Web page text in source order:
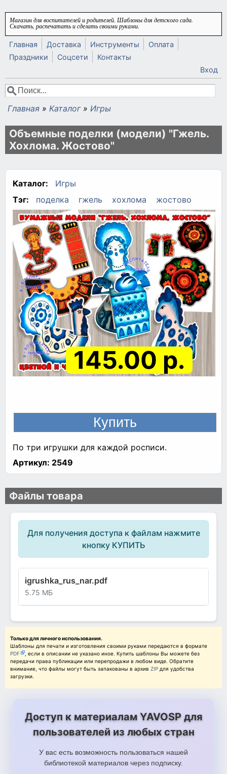
Перейти к основному содержанию
Магазин для воспитателей и родителей. Шаблоны для детского сада.
Скачать, распечатать и сделать своими руками.
Главная Доставка Инструменты
Оплата
Праздники
Соцсети
Контакты
Вход
Форма поиска
Поиск
Вы здесь
Главная » Каталог » Игры
Объемные поделки (модели) "Гжель.
Хохлома. Жостово"
Каталог:
Игры
Тэг:
поделка гжель хохлома жостово
145.00 р.
По три игрушки для каждой росписи.
Артикул: 2549
Файлы товара
Для получения доступа к файлам нажмите
кнопку КУПИТЬ
igrushka_rus_nar.pdf
5.75 МБ
Только для личного использования.
Шаблоны для печати и изготовления своими руками передаются в формате
PDF
, если в описании не указано иное. Купить шаблоны Вы можете без
передачи права публикации или перепродажи в любом виде. Обратите
внимание, что файлы могут быть запакованы в архив ZIP для удобства
загрузки.
Доступ к материалам YAVOSP для
пользователей из любых стран
У вас есть возможность пользоваться нашей
библиотекой материалов через подписку.